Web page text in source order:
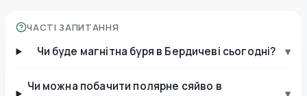
ЧАСТІ ЗАПИТАННЯ
Чи буде магнітна буря в Бердичеві сьогодні? ▾
Чи можна побачити полярне сяйво в